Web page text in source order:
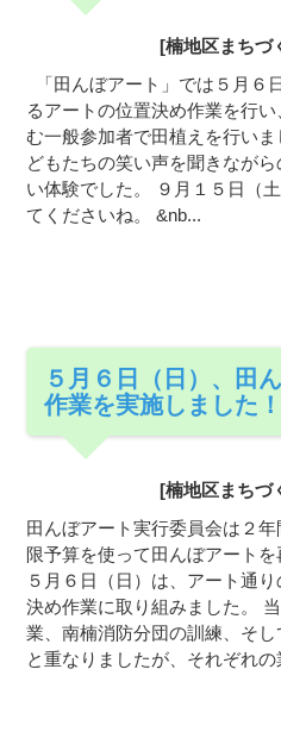
[楠地区まちづ
「田んぼアート」では５月６
るアートの位置決め作業を行
む一般参加者で田植えを行い
どもたちの笑い声を聞きなが
い体験でした。 ９月１５日（
てくださいね。 &nb...
５月６日（日）、田
作業を実施しました！
[楠地区まちづ
田んぼアート実行委員会は２
限予算を使って田んぼアートを
５月６日（日）は、アート通
決め作業に取り組みました。
業、南楠消防分団の訓練、そ
と重なりましたが、それぞれ